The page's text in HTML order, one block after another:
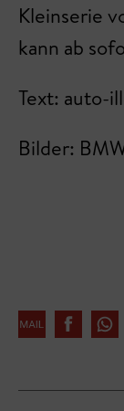
Kleinserie
kann ab
Text: auto-
Bilder: